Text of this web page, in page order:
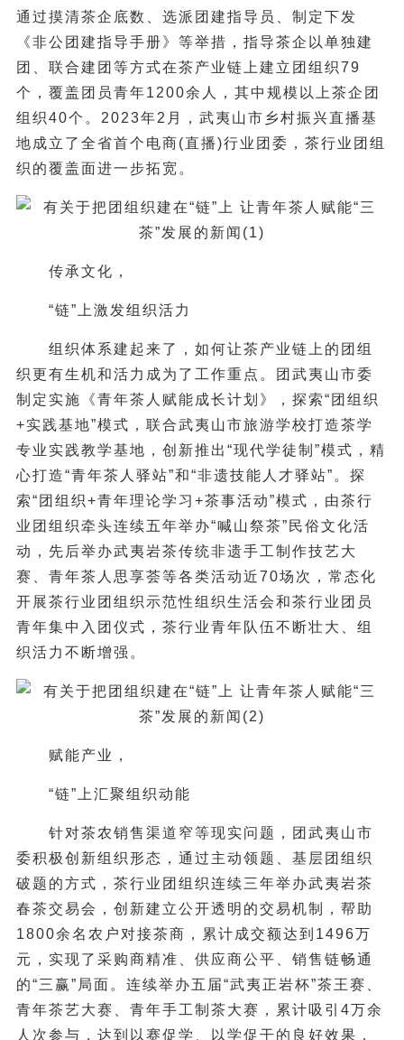
通过摸清茶企底数、选派团建指导员、制定下发
《非公团建指导手册》等举措，指导茶企以单独建
团、联合建团等方式在茶产业链上建立团组织79
个，覆盖团员青年1200余人，其中规模以上茶企团
组织40个。2023年2月，武夷山市乡村振兴直播基
地成立了全省首个电商(直播)行业团委，茶行业团组
织的覆盖面进一步拓宽。
传承文化，
“链”上激发组织活力
组织体系建起来了，如何让茶产业链上的团组
织更有生机和活力成为了工作重点。团武夷山市委
制定实施《青年茶人赋能成长计划》，探索“团组织
+实践基地”模式，联合武夷山市旅游学校打造茶学
专业实践教学基地，创新推出“现代学徒制”模式，精
心打造“青年茶人驿站”和“非遗技能人才驿站”。探
索“团组织+青年理论学习+茶事活动”模式，由茶行
业团组织牵头连续五年举办“喊山祭茶”民俗文化活
动，先后举办武夷岩茶传统非遗手工制作技艺大
赛、青年茶人思享荟等各类活动近70场次，常态化
开展茶行业团组织示范性组织生活会和茶行业团员
青年集中入团仪式，茶行业青年队伍不断壮大、组
织活力不断增强。
赋能产业，
“链”上汇聚组织动能
针对茶农销售渠道窄等现实问题，团武夷山市
委积极创新组织形态，通过主动领题、基层团组织
破题的方式，茶行业团组织连续三年举办武夷岩茶
春茶交易会，创新建立公开透明的交易机制，帮助
1800余名农户对接茶商，累计成交额达到1496万
元，实现了采购商精准、供应商公平、销售链畅通
的“三赢”局面。连续举办五届“武夷正岩杯”茶王赛、
青年茶艺大赛、青年手工制茶大赛，累计吸引4万余
人次参与，达到以赛促学、以学促干的良好效果，